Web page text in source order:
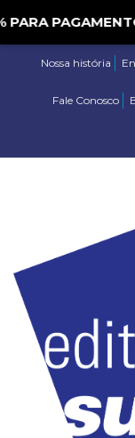
Nossa história
Fale Conosco